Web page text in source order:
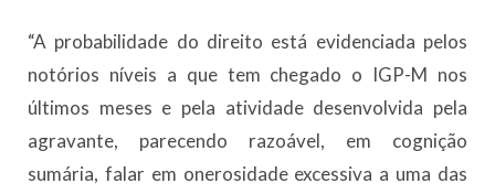
“A probabilidade do direito está evidenciada pelos
notórios níveis a que tem chegado o IGP-M nos
últimos meses e pela atividade desenvolvida pela
agravante, parecendo razoável, em cognição
sumária, falar em onerosidade excessiva a uma das